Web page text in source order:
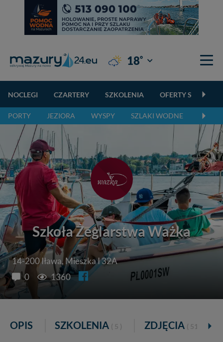
18° Giżycko
NOCLEGI CZARTERY SZKOLENIA OFERTY
PORTY JEZIORA WYSPY SZLAKI WODNE
Szkoła Żeglarstwa Ważka
14-200 Iława, Mieszka I 32A
0
1360
OPIS SZKOLENIA ( 5 ) ZDJĘCIA ( 51 )